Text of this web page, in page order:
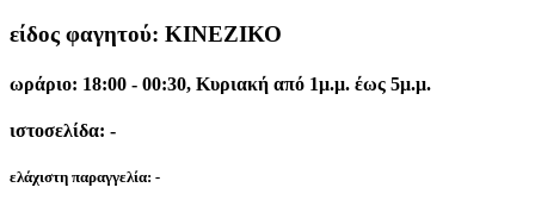
είδος φαγητού: ΚΙΝΕΖΙΚΟ
ωράριο: 18:00 - 00:30, Κυριακή από 1μ.μ. έως 5μ.μ.
ιστοσελίδα: -
ελάχιστη παραγγελία: -